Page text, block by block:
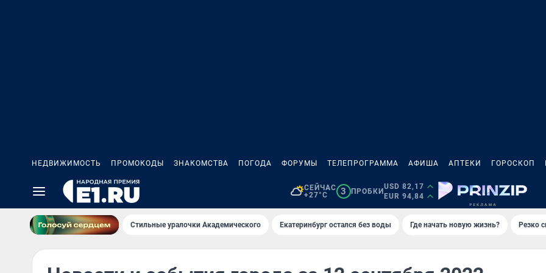
НЕДВИЖИМОСТЬ ПРОМОКОДЫ ЗНАКОМСТВА ПОГОДА ФОРУМЫ ТЕЛЕПРОГРАММА АФИША АПТЕКИ ГОРОСКОП
СЕЙЧАС
+27°C
3 ПРОБКИ
USD 82,17
EUR 94,84
Стильные уралочки Академического Екатеринбург остался без воды Где начать новую жизнь? Резко